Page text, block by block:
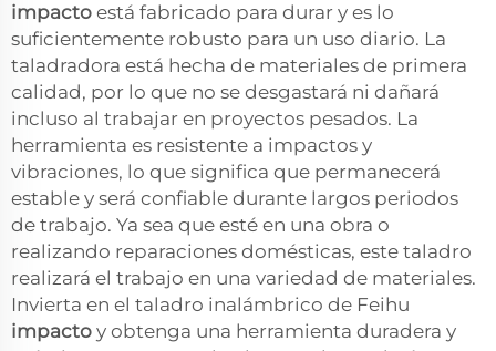
impacto está fabricado para durar y es lo
suficientemente robusto para un uso diario. La
taladradora está hecha de materiales de primera
calidad, por lo que no se desgastará ni dañará
incluso al trabajar en proyectos pesados. La
herramienta es resistente a impactos y
vibraciones, lo que significa que permanecerá
estable y será confiable durante largos periodos
de trabajo. Ya sea que esté en una obra o
realizando reparaciones domésticas, este taladro
realizará el trabajo en una variedad de materiales.
Invierta en el taladro inalámbrico de Feihu
impacto y obtenga una herramienta duradera y